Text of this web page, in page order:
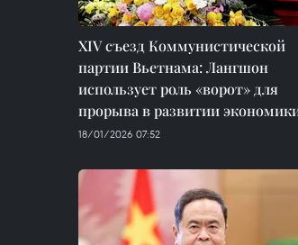
XIV съезд Коммунистической
партии Вьетнама: Лангшон
использует роль «ворот» для
прорыва в развитии
18/01/2026 07:52